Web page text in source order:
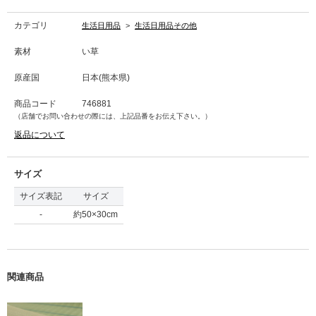
カラー品番
緑：746882
カテゴリ 生活日用品 > 生活日用品その他
素材 い草
原産国 日本(熊本県)
商品コード 746881
（店舗でお問い合わせの際には、上記品番をお伝え下さい。）
返品について
サイズ
サイズ表記
サイズ
-
約50×30cm
関連商品